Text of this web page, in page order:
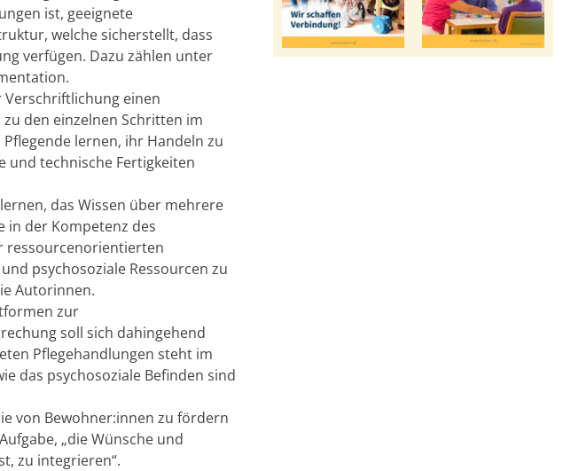
ist, geeignete
welche sicherstellt, dass
verfügen. Dazu zählen unter
Verschriftlichung einen
den einzelnen Schritten im
lernen, ihr Handeln zu
und technische Fertigkeiten
das Wissen über mehrere
in der Kompetenz des
ressourcenorientierten
psychosoziale Ressourcen zu
Autorinnen.
zur
soll sich dahingehend
Pflegehandlungen steht im
das psychosoziale Befinden sind
von Bewohner:innen zu fördern
„die Wünsche und
zu integrieren“.